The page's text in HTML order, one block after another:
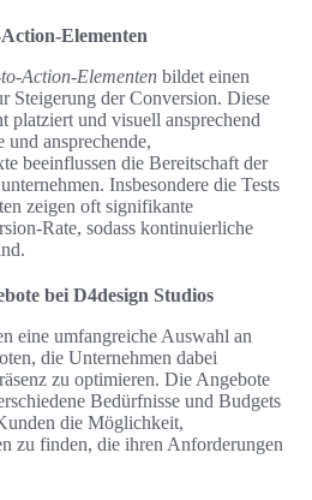
Elementen
Action-Elementen bildet einen
Steigerung der Conversion. Diese
platziert und visuell ansprechend
und ansprechende,
beeinflussen die Bereitschaft der
Insbesondere die Tests
zeigen oft signifikante
Rate, sodass kontinuierliche
bei D4design Studios
eine umfangreiche Auswahl an
die Unternehmen dabei
zu optimieren. Die Angebote
Bedürfnisse und Budgets
die Möglichkeit,
zu finden, die ihren Anforderungen